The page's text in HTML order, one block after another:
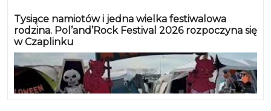
Tysiące namiotów i jedna wielka festiwalowa
rodzina. Pol’and’Rock Festival 2026 rozpoczyna się
w Czaplinku